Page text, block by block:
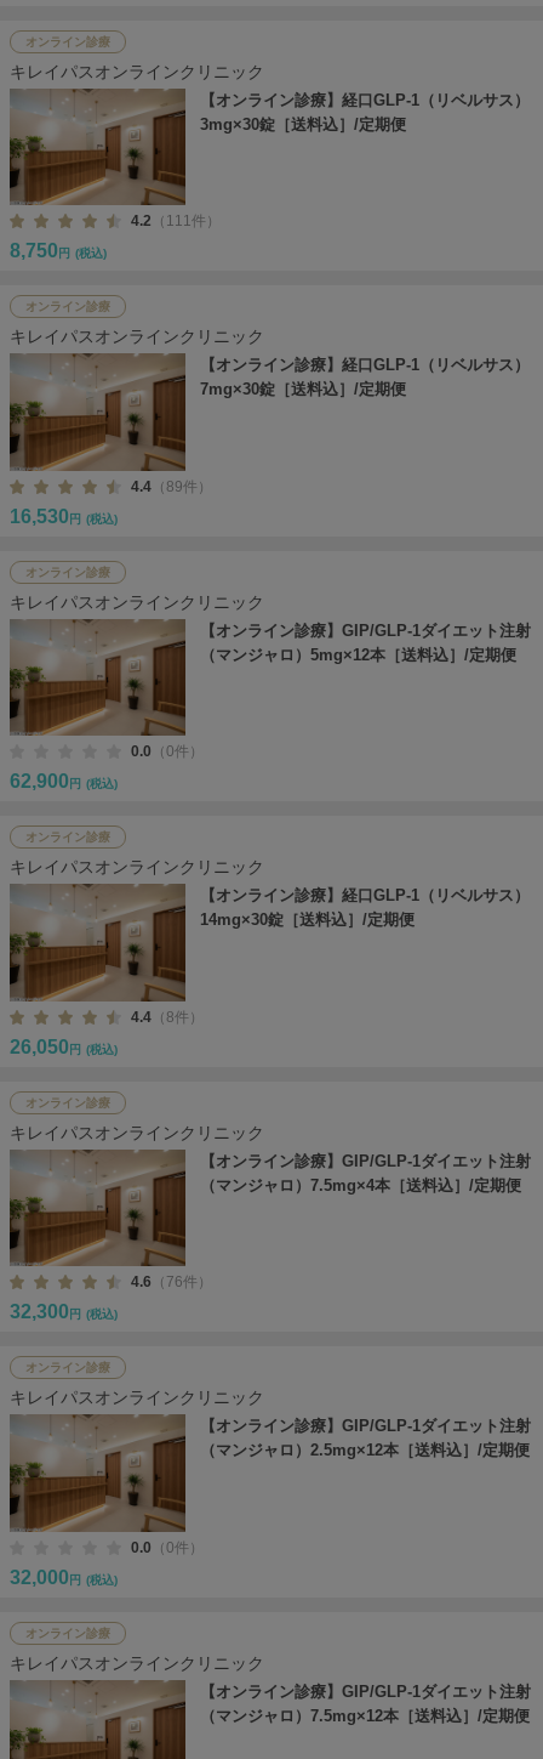
オンライン診療
キレイパスオンラインクリニック
【オンライン診療】経口GLP-1（リベルサス）
3mg×30錠［送料込］/定期便
4.2 （111件）
8,750 円 (税込)
オンライン診療
キレイパスオンラインクリニック
【オンライン診療】経口GLP-1（リベルサス）
7mg×30錠［送料込］/定期便
4.4 （89件）
16,530 円 (税込)
オンライン診療
キレイパスオンラインクリニック
【オンライン診療】GIP/GLP-1ダイエット注射
（マンジャロ）5mg×12本［送料込］/定期便
0.0 （0件）
62,900 円 (税込)
オンライン診療
キレイパスオンラインクリニック
【オンライン診療】経口GLP-1（リベルサス）
14mg×30錠［送料込］/定期便
4.4 （8件）
26,050 円 (税込)
オンライン診療
キレイパスオンラインクリニック
【オンライン診療】GIP/GLP-1ダイエット注射
（マンジャロ）7.5mg×4本［送料込］/定期便
4.6 （76件）
32,300 円 (税込)
オンライン診療
キレイパスオンラインクリニック
【オンライン診療】GIP/GLP-1ダイエット注射
（マンジャロ）2.5mg×12本［送料込］/定期便
0.0 （0件）
32,000 円 (税込)
オンライン診療
キレイパスオンラインクリニック
【オンライン診療】GIP/GLP-1ダイエット注射
（マンジャロ）7.5mg×12本［送料込］/定期便